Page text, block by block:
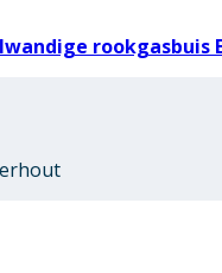
rookgasbuis